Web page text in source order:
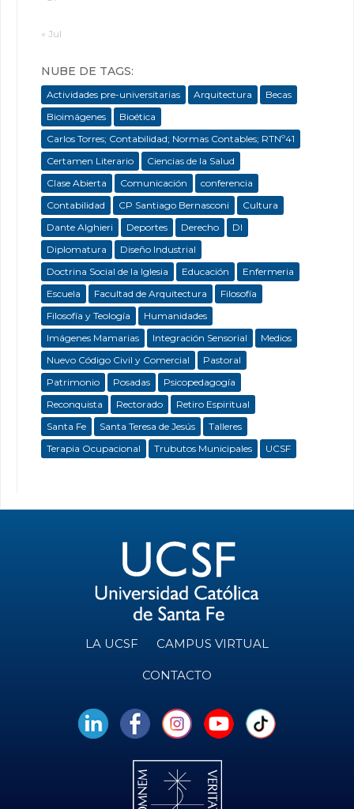
« Jul
NUBE DE TAGS:
Actividades pre-universitarias Arquitectura
Becas
Bioimágenes
Bioética
Carlos Torres; Contabilidad; Normas Contables; RTNº41
Certamen Literario
Ciencias de la Salud
Clase Abierta
Comunicación
conferencia
Contabilidad
CP Santiago Bernasconi
Cultura
Dante Alghieri
Deportes Derecho
DI
Diplomatura
Diseño Industrial
Doctrina Social de la Iglesia
Educación
Enfermeria
Escuela
Facultad de Arquitectura
Filosofía
Filosofía y Teología
Humanidades
Imágenes Mamarias
Integración Sensorial
Medios
Nuevo Código Civil y Comercial
Pastoral
Patrimonio
Posadas
Psicopedagogía
Reconquista
Rectorado
Retiro Espiritual
Santa Fe
Santa Teresa de Jesús
Talleres
Terapia Ocupacional
Trubutos Municipales UCSF
LA UCSF CAMPUS VIRTUAL
CONTACTO